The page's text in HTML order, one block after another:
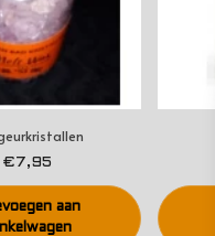
€7,95
aan